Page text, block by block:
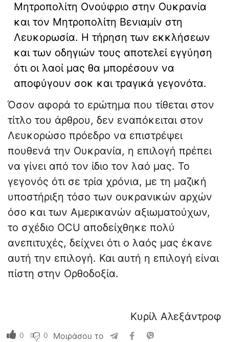
Μητροπολίτη Ονούφριο στην Ουκρανία
και τον Μητροπολίτη Βενιαμίν στη
Λευκορωσία. Η τήρηση των εκκλήσεων
και των οδηγιών τους αποτελεί εγγύηση
ότι οι λαοί μας θα μπορέσουν να
αποφύγουν σοκ και τραγικά γεγονότα.
Όσον αφορά το ερώτημα που τίθεται στον
τίτλο του άρθρου, δεν εναπόκειται στον
Λευκορώσο πρόεδρο να επιστρέψει
πουθενά την Ουκρανία, η επιλογή πρέπει
να γίνει από τον ίδιο τον λαό μας. Το
γεγονός ότι σε τρία χρόνια, με τη μαζική
υποστήριξη τόσο των ουκρανικών αρχών
όσο και των Αμερικανών αξιωματούχων,
το σχέδιο OCU αποδείχθηκε πολύ
ανεπιτυχές, δείχνει ότι ο λαός μας έκανε
αυτή την επιλογή. Και αυτή η επιλογή είναι
πίστη στην Ορθοδοξία.
Κυρίλ Αλεξάντροφ
0 0 Μοιράσου το